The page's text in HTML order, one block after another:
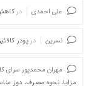
علی احمدی در
نسرین در پودر
مهران محمدپور سرای
مزایا، نحوه مصرف، دوز